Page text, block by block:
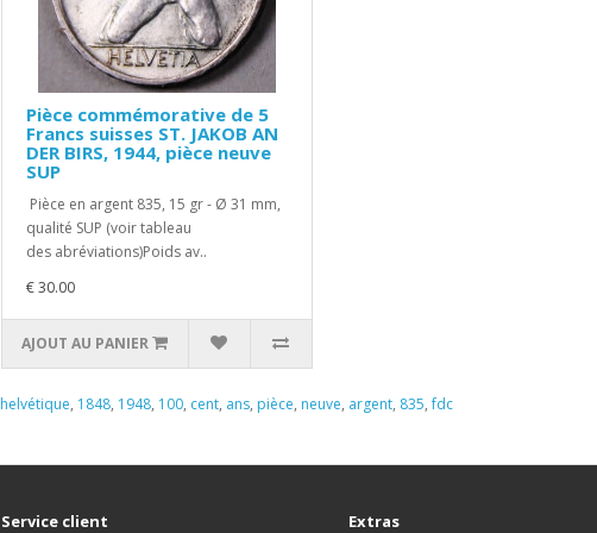
Pièce commémorative de 5
Francs suisses ST. JAKOB AN
DER BIRS, 1944, pièce neuve
SUP
Pièce en argent 835, 15 gr - Ø 31 mm,
qualité SUP (voir tableau
des abréviations)Poids av..
€ 30.00
AJOUT AU PANIER
helvétique, 1848, 1948, 100, cent, ans, pièce, neuve, argent, 835,fdc
Service client Extras